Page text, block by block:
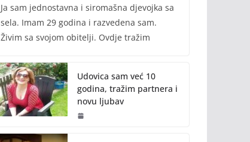
Ja sam jednostavna i siromašna djevojka sa
sela. Imam 29 godina i razvedena sam.
Živim sa svojom obitelji. Ovdje tražim
Udovica sam već 10
godina, tražim partnera i
novu ljubav